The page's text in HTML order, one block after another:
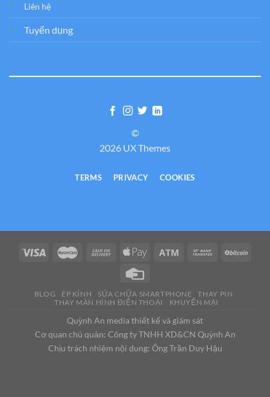
Liên hệ
Tuyển dụng
©
2026 UX Themes
TERMS PRIVACY COOKIES
BLOG ÉP KÍNH SỬA CHỮA SMARTPHONE
THAY PIN
THAY MÀN HÌNH ĐIỆN THOẠI
KHUYẾN MẠI
Quỳnh An media thiết kế và giám sát
Cơ quan chủ quản: Công ty TNHH XD&CN Quỳnh An
Chịu trách nhiệm nội dung: Ông Trần Duy Hậu